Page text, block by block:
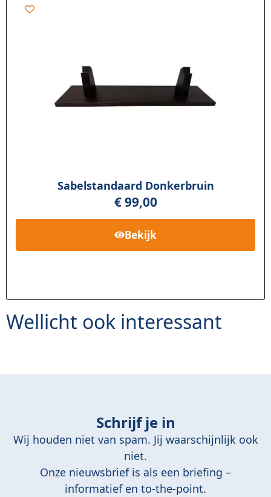
Sabelstandaard Donkerbruin
€99,00
Bekijk
Wellicht ook interessant
Schrijf je in
Wij houden niet van spam. Jij waarschijnlijk ook
niet.
Onze nieuwsbrief is als een briefing –
informatief en to-the-point.